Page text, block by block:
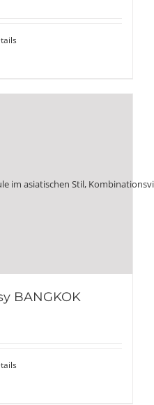
BANGKOK